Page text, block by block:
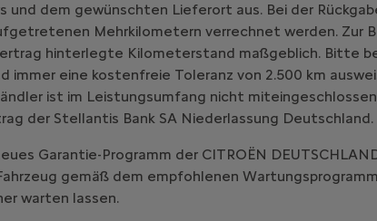
und dem gewünschten Lieferort aus. Bei der
Mehrkilometern verrechnet werden. Zur
hinterlegte Kilometerstand maßgeblich. Bitte
immer eine kostenfreie Toleranz von 2.500 km
ist im Leistungsumfang nicht
der Stellantis Bank SA Niederlassung
Garantie-Programm der CITROËN
gemäß dem empfohlenen
warten lassen.